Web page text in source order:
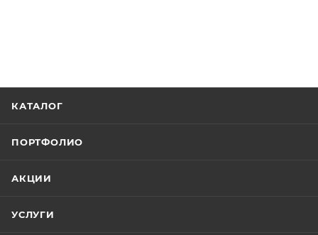
КАТАЛОГ
ПОРТФОЛИО
АКЦИИ
УСЛУГИ